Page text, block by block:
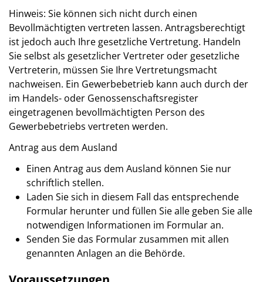
Hinweis: Sie können sich nicht durch einen
Bevollmächtigten vertreten lassen. Antragsberechtigt
ist jedoch auch Ihre gesetzliche Vertretung. Handeln
Sie selbst als gesetzlicher Vertreter oder gesetzliche
Vertreterin, müssen Sie Ihre Vertretungsmacht
nachweisen. Ein Gewerbebetrieb kann auch durch der
im Handels- oder Genossenschaftsregister
eingetragenen bevollmächtigten Person des
Gewerbebetriebs vertreten werden.
Antrag aus dem Ausland
Einen Antrag aus dem Ausland können Sie nur
schriftlich stellen.
Laden Sie sich in diesem Fall das entsprechende
Formular herunter und füllen Sie alle geben Sie alle
notwendigen Informationen im Formular an.
Senden Sie das Formular zusammen mit allen
genannten Anlagen an die Behörde.